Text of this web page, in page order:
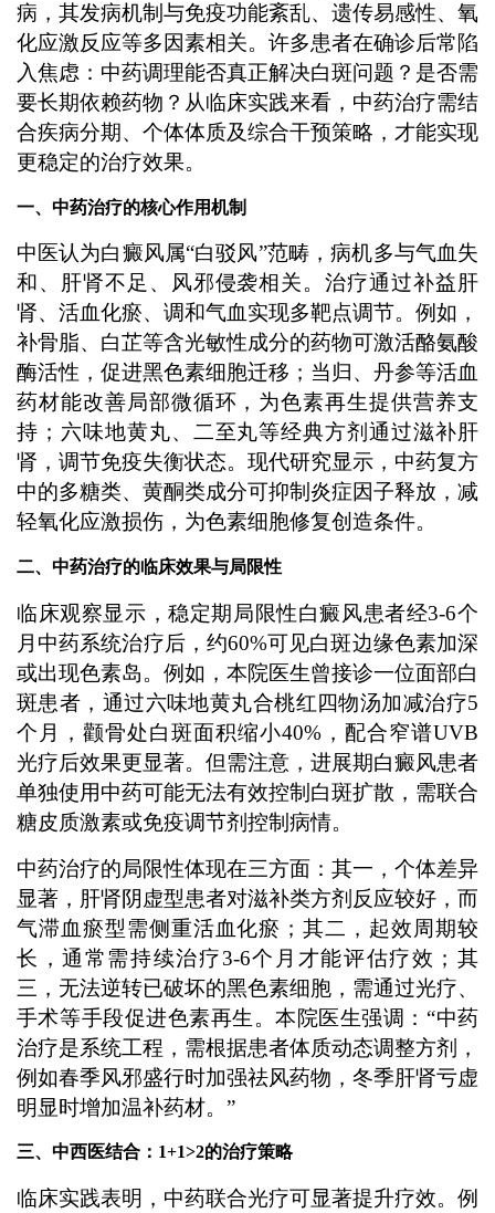
病，其发病机制与免疫功能紊乱、遗传易感性、氧
化应激反应等多因素相关。许多患者在确诊后常陷
入焦虑：中药调理能否真正解决白斑问题？是否需
要长期依赖药物？从临床实践来看，中药治疗需结
合疾病分期、个体体质及综合干预策略，才能实现
更稳定的治疗效果。
一、中药治疗的核心作用机制
中医认为白癜风属“白驳风”范畴，病机多与气血失
和、肝肾不足、风邪侵袭相关。治疗通过补益肝
肾、活血化瘀、调和气血实现多靶点调节。例如，
补骨脂、白芷等含光敏性成分的药物可激活酪氨酸
酶活性，促进黑色素细胞迁移；当归、丹参等活血
药材能改善局部微循环，为色素再生提供营养支
持；六味地黄丸、二至丸等经典方剂通过滋补肝
肾，调节免疫失衡状态。现代研究显示，中药复方
中的多糖类、黄酮类成分可抑制炎症因子释放，减
轻氧化应激损伤，为色素细胞修复创造条件。
二、中药治疗的临床效果与局限性
临床观察显示，稳定期局限性白癜风患者经3-6个
月中药系统治疗后，约60%可见白斑边缘色素加深
或出现色素岛。例如，本院医生曾接诊一位面部白
斑患者，通过六味地黄丸合桃红四物汤加减治疗5
个月，颧骨处白斑面积缩小40%，配合窄谱UVB
光疗后效果更显著。但需注意，进展期白癜风患者
单独使用中药可能无法有效控制白斑扩散，需联合
糖皮质激素或免疫调节剂控制病情。
中药治疗的局限性体现在三方面：其一，个体差异
显著，肝肾阴虚型患者对滋补类方剂反应较好，而
气滞血瘀型需侧重活血化瘀；其二，起效周期较
长，通常需持续治疗3-6个月才能评估疗效；其
三，无法逆转已破坏的黑色素细胞，需通过光疗、
手术等手段促进色素再生。本院医生强调：“中药
治疗是系统工程，需根据患者体质动态调整方剂，
例如春季风邪盛行时加强祛风药物，冬季肝肾亏虚
明显时增加温补药材。”
三、中西医结合：1+1>2的治疗策略
临床实践表明，中药联合光疗可显著提升疗效。例